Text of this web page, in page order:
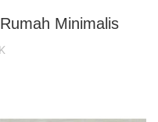
Minimalis